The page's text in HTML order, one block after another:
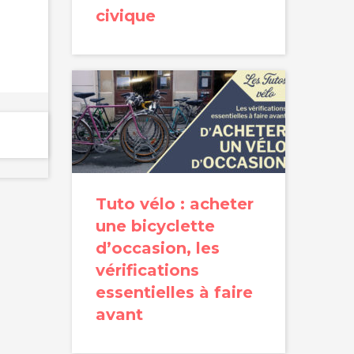
civique
Tuto vélo : acheter
une bicyclette
d’occasion, les
vérifications
essentielles à faire
avant